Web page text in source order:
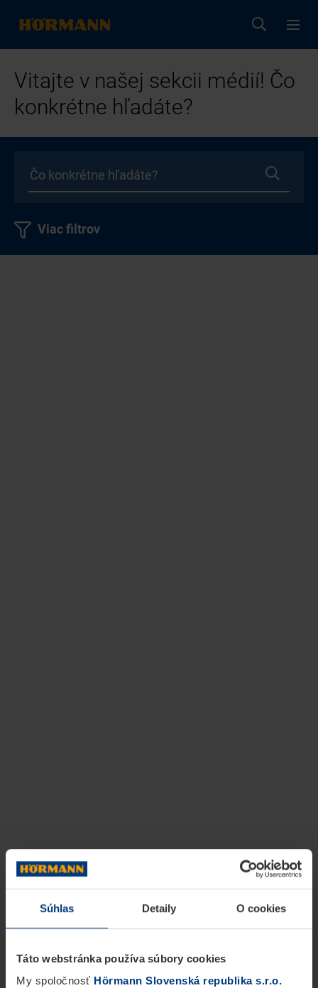
Súhlas Detaily O cookies
Táto webstránka používa súbory cookies
My spoločnosť Hörmann Slovenská republika s.r.o.
Vitajte v našej sekcii médií! Čo
konkrétne hľadáte?
Viac filtrov